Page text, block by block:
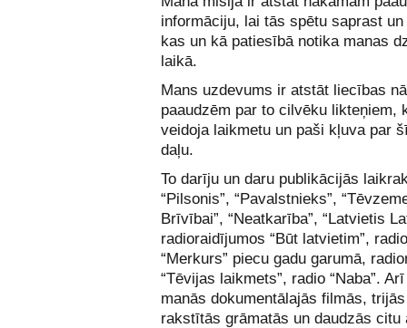
informāciju, lai tās spētu saprast
kas un kā patiesībā notika manas
laikā.
Mans uzdevums ir atstāt liecības
paaudzēm par to cilvēku likteņiem,
veidoja laikmetu un paši kļuva par
daļu.
To darīju un daru publikācijās
“Pilsonis”, “Pavalstnieks”,
Brīvībai”, “Neatkarība”, “Latvietis
radioraidījumos “Būt latvietim”, radio
“Merkurs” piecu gadu garumā,
“Tēvijas laikmets”, radio “Naba”.
manās dokumentālajās filmās,
rakstītās grāmatās un daudzās citu